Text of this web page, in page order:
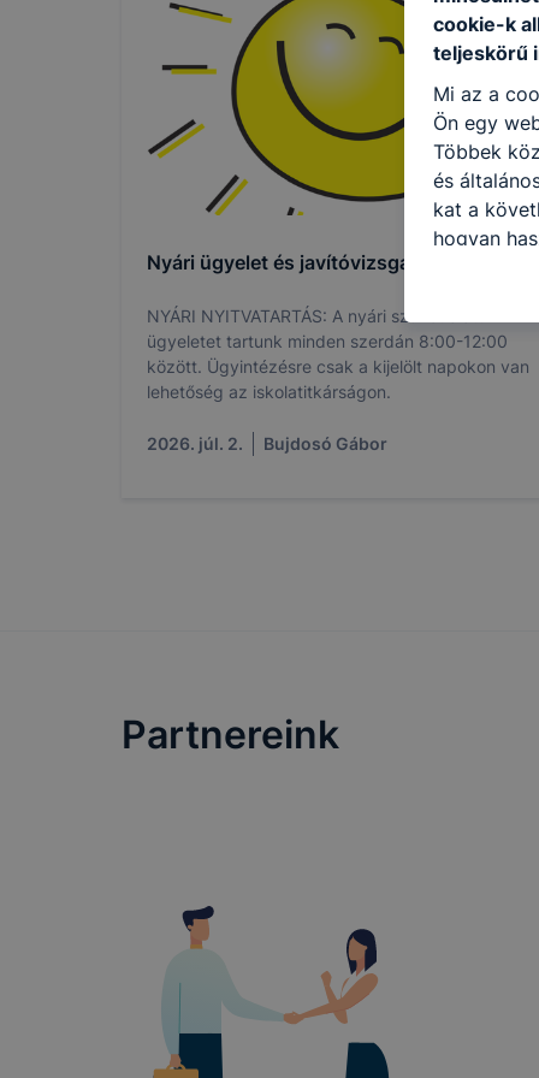
Nyári ügyelet és javítóvizsgák
NYÁRI NYITVATARTÁS: A nyári szünet alatt
ügyeletet tartunk minden szerdán 8:00-12:00
között. Ügyintézésre csak a kijelölt napokon van
lehetőség az iskolatitkárságon.
2026. júl. 2. Bujdosó Gábor
Partnereink
cookie-k
teljeskörű
Mi az a
Ön egy
Többek
és
kat a
hogyan
részeit
cookie-
mivel a